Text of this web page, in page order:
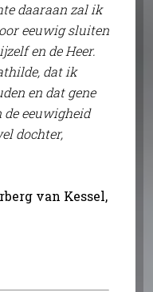
daaraan zal ik
eeuwig sluiten
en de Heer.
dat ik
en dat gene
eeuwigheid
dochter,
van Kessel,